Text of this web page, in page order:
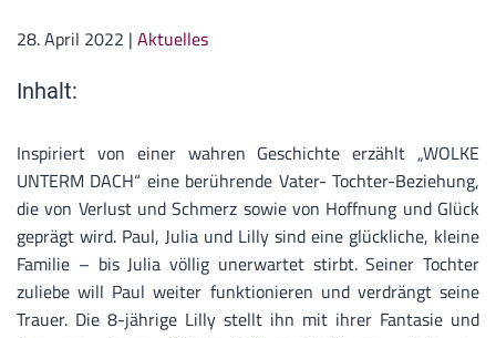
28. April 2022 | Aktuelles
Inhalt:
Inspiriert von einer wahren Geschichte erzählt „WOLKE
UNTERM DACH“ eine berührende Vater- Tochter-Beziehung,
die von Verlust und Schmerz sowie von Hoffnung und Glück
geprägt wird. Paul, Julia und Lilly sind eine glückliche, kleine
Familie – bis Julia völlig unerwartet stirbt. Seiner Tochter
zuliebe will Paul weiter funktionieren und verdrängt seine
Trauer. Die 8-jährige Lilly stellt ihn mit ihrer Fantasie und